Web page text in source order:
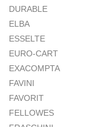
DURABLE
ELBA
ESSELTE
EURO-CART
EXACOMPTA
FAVINI
FAVORIT
FELLOWES